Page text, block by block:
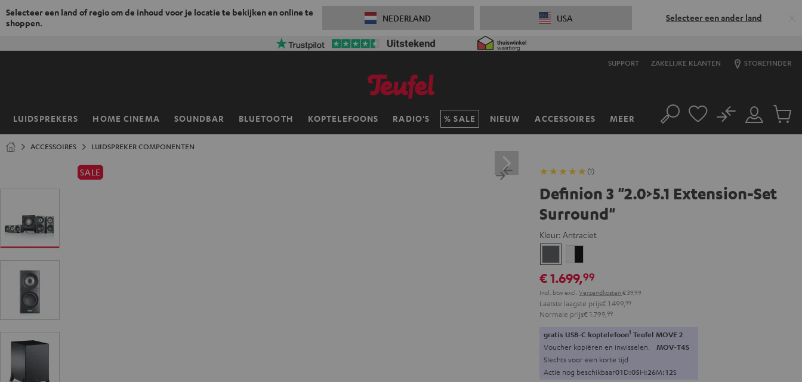
Selecteer een land of regio om de inhoud voor je locatie te bekijken en online te
shoppen.
NEDERLAND USA Selecteer een ander land
SUPPORT ZAKELIJKE KLANTEN STOREFINDER
LUIDSPREKERS HOME CINEMA SOUNDBAR BLUETOOTH KOPTELEFOONS RADIO'S SALE NIEUW ACCESSOIRES MEER
Home Zoeken
Mijn
account
No
ACCESSOIRES LUIDSPREKER COMPONENTEN
SALE (1)
Definion 3 "2.0>5.1 Extension-Set
Surround"
Kleur: Antraciet
€ 1.699,99
Incl. btwexcl. Verzendkosten € 39,99
Laatste laagste prijs€ 1.499, 99
Normale prijs€ 1.799, 99
gratis USB-C koptelefoon1 Teufel MOVE 2
Voucher kopiëren en inwisselen. MOV-T4S
Slechts voor een korte tijd
Actie nog beschikbaar01D:05H:26M:10S